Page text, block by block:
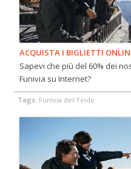
ACQUISTA I BIGLIETTI
Sapevi che più del 60% dei
Funivia su Internet?
Tags: Funivia del Teide